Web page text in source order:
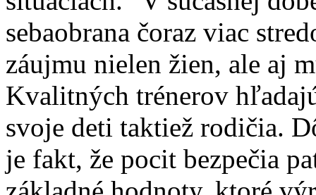
sebaobrana čoraz viac
záujmu nielen žien, ale aj
Kvalitných trénerov
svoje deti taktiež rodičia.
je fakt, že pocit bezpečia